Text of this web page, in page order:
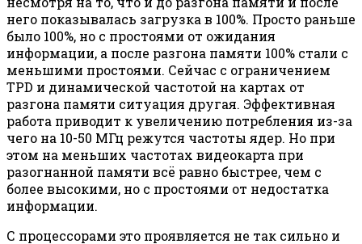
него показывалась загрузка в 100%. Просто раньше
было 100%, но с простоями от ожидания
информации, а после разгона памяти 100% стали с
меньшими простоями. Сейчас с ограничением
TPD и динамической частотой на картах от
разгона памяти ситуация другая. Эффективная
работа приводит к увеличению потребления из-за
чего на 10-50 МГц режутся частоты ядер. Но при
этом на меньших частотах видеокарта при
разогнанной памяти всё равно быстрее, чем с
более высокими, но с простоями от недостатка
информации.
С процессорами это проявляется не так сильно и